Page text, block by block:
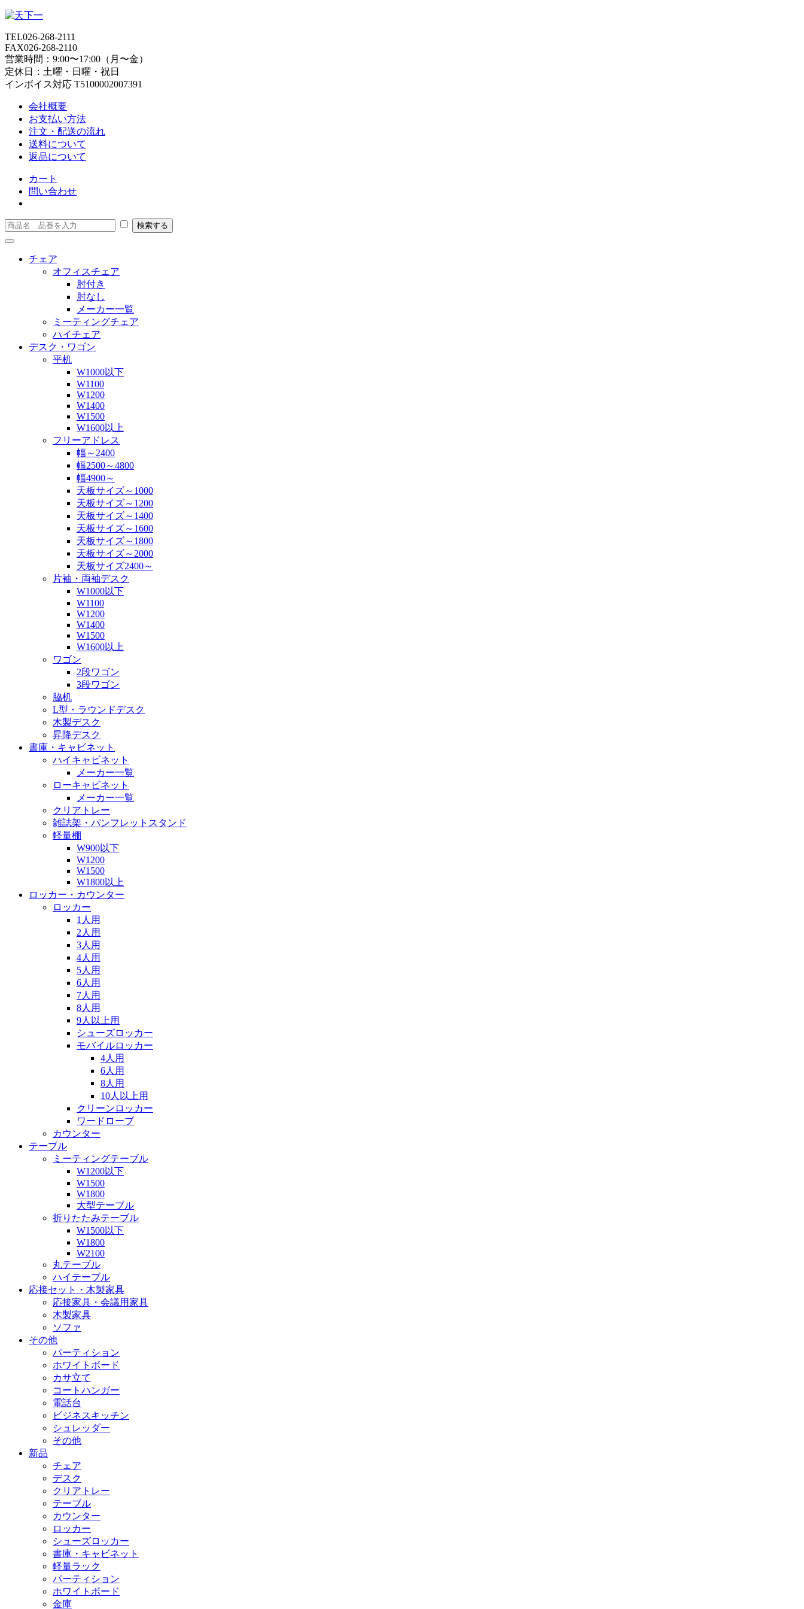
TEL026-268-2111
FAX026-268-2110
営業時間：9:00〜17:00（月〜金）
定休日：土曜・日曜・祝日
インボイス対応 T5100002007391
会社概要
お支払い方法
注文・配送の流れ
送料について
返品について
カート
問い合わせ
チェア
オフィスチェア
肘付き
肘なし
メーカー一覧
ミーティングチェア
ハイチェア
デスク・ワゴン
平机
W1000以下
W1100
W1200
W1400
W1500
W1600以上
フリーアドレス
幅～2400
幅2500～4800
幅4900～
天板サイズ～1000
天板サイズ～1200
天板サイズ～1400
天板サイズ～1600
天板サイズ～1800
天板サイズ～2000
天板サイズ2400～
片袖・両袖デスク
W1000以下
W1100
W1200
W1400
W1500
W1600以上
ワゴン
2段ワゴン
3段ワゴン
脇机
L型・ラウンドデスク
木製デスク
昇降デスク
書庫・キャビネット
ハイキャビネット
メーカー一覧
ローキャビネット
メーカー一覧
クリアトレー
雑誌架・パンフレットスタンド
軽量棚
W900以下
W1200
W1500
W1800以上
ロッカー・カウンター
ロッカー
1人用
2人用
3人用
4人用
5人用
6人用
7人用
8人用
9人以上用
シューズロッカー
モバイルロッカー
4人用
6人用
8人用
10人以上用
クリーンロッカー
ワードローブ
カウンター
テーブル
ミーティングテーブル
W1200以下
W1500
W1800
大型テーブル
折りたたみテーブル
W1500以下
W1800
W2100
丸テーブル
ハイテーブル
応接セット・木製家具
応接家具・会議用家具
木製家具
ソファ
その他
パーティション
ホワイトボード
カサ立て
コートハンガー
電話台
ビジネスキッチン
シュレッダー
その他
新品
チェア
デスク
クリアトレー
テーブル
カウンター
ロッカー
シューズロッカー
書庫・キャビネット
軽量ラック
パーティション
ホワイトボード
金庫